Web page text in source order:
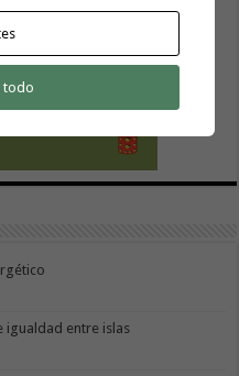
igualdad entre islas
todo